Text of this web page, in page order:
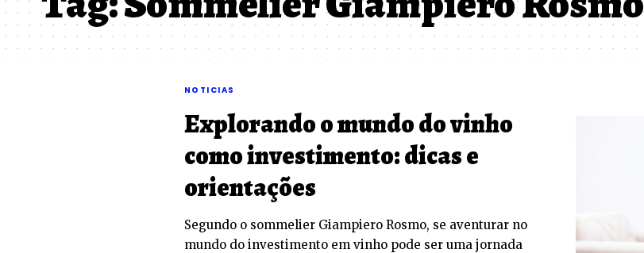
NOTICIAS
Explorando o mundo do vinho
como investimento: dicas e
orientações
Segundo o sommelier Giampiero Rosmo, se aventurar no
mundo do investimento em vinho pode ser uma jornada